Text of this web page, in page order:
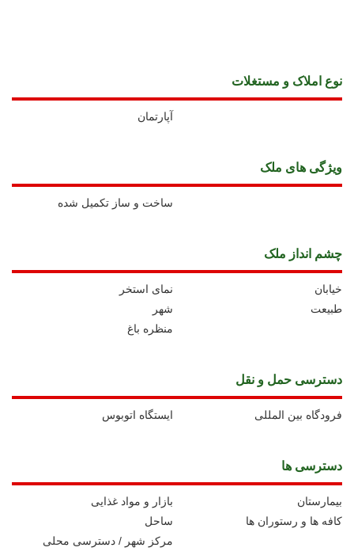
نوع املاک و مستغلات
آپارتمان
ويژگی های ملک
ساخت و ساز تکمیل شده
چشم انداز ملک
نمای استخر
خیابان
شهر
طبیعت
منظره باغ
دسترسی حمل و نقل
ايستگاه اتوبوس فرودگاه بین المللی
دسترسی ها
بازار و مواد غذایی
بیمارستان
ساحل
کافه ها و رستوران ها
مرکز شهر / دسترسی محلی